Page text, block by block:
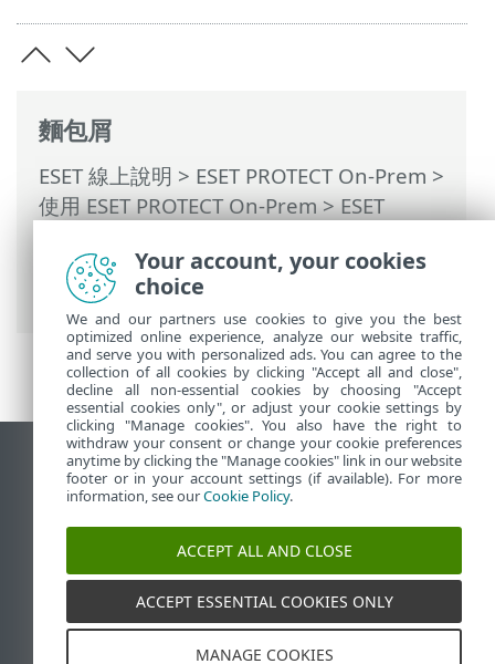
麵包屑
ESET 線上說明 > ESET PROTECT On-Prem >
使用 ESET PROTECT On-Prem>ESET
對等憑證> 設定新的 ESET PROTECT 伺服
器憑證
檢視桌面網站
End of Life
ESET 知識庫
ESET Status Portal
地區設定
Your account, your cookies
choice
We and our partners use cookies to give you the best
optimized online experience, analyze our website traffic,
and serve you with personalized ads. You can agree to the
collection of all cookies by clicking "Accept all and close",
decline all non-essential cookies by choosing "Accept
essential cookies only", or adjust your cookie settings by
clicking "Manage cookies". You also have the right to
withdraw your consent or change your cookie preferences
anytime by clicking the "Manage cookies" link in our website
footer or in your account settings (if available). For more
information, see ourCookie Policy.
ACCEPT ALL AND CLOSE
ACCEPT ESSENTIAL COOKIES ONLY
MANAGE COOKIES